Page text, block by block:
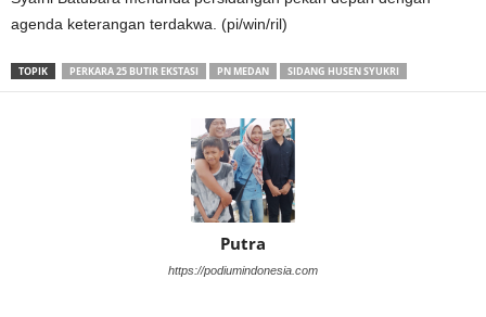
agenda keterangan terdakwa. (pi/win/ril)
TOPIK PERKARA 25 BUTIR EKSTASI PN MEDAN SIDANG HUSEN SYUKRI
Putra
https://podiumindonesia.com